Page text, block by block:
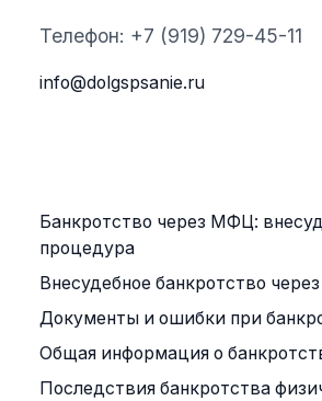
Телефон: +7 (919) 729-45-11
info@dolgspsanie.ru
Банкротство через МФЦ:
процедура
Внесудебное банкротство
Документы и ошибки при
Общая информация о
Последствия банкротства